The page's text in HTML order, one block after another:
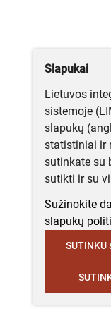
Slapukai
Lietuvos
sistemoje
slapukų
statistiniai ir
sutinkate su
sutikti ir su
Sužinokite
slapukų